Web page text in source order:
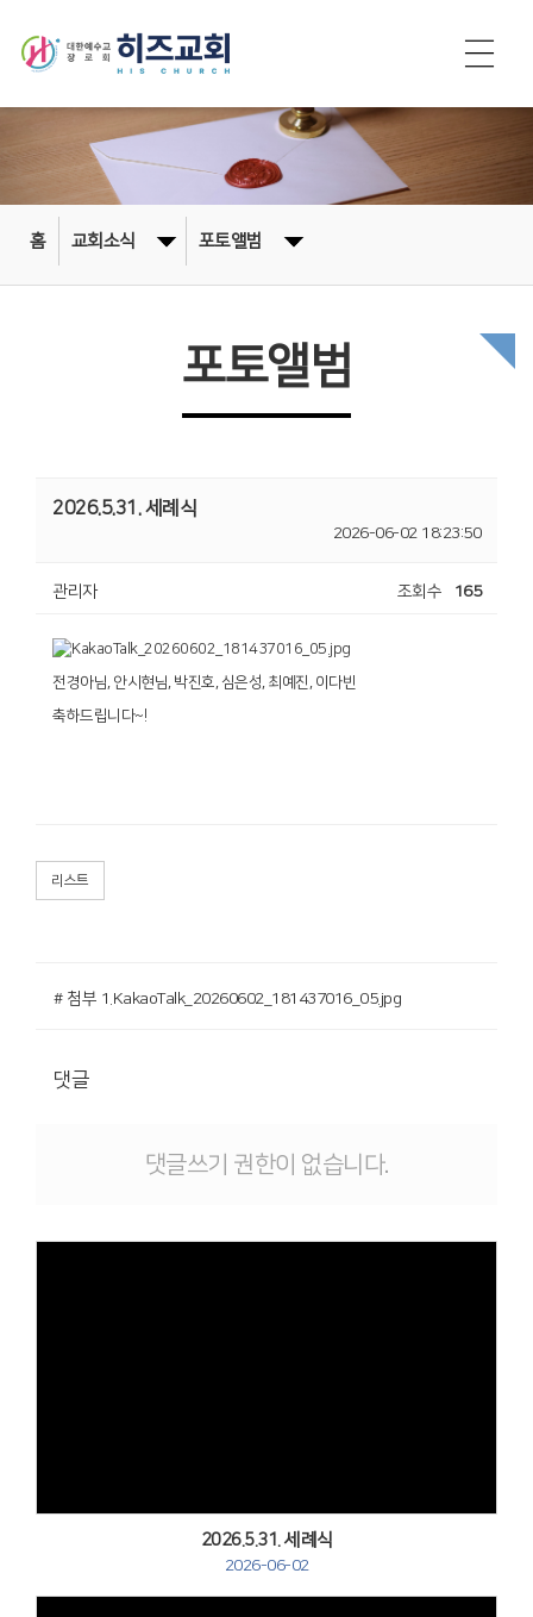
홈 교회소식 포토앨범
포토앨범
2026.5.31. 세례식
2026-06-02 18:23:50
관리자 조회수 165
전경아님, 안시현님, 박진호, 심은성, 최예진, 이다빈
축하드립니다~!
리스트
# 첨부 1.KakaoTalk_20260602_181437016_05.jpg
댓글
댓글쓰기 권한이 없습니다.
2026.5.31. 세례식
2026-06-02